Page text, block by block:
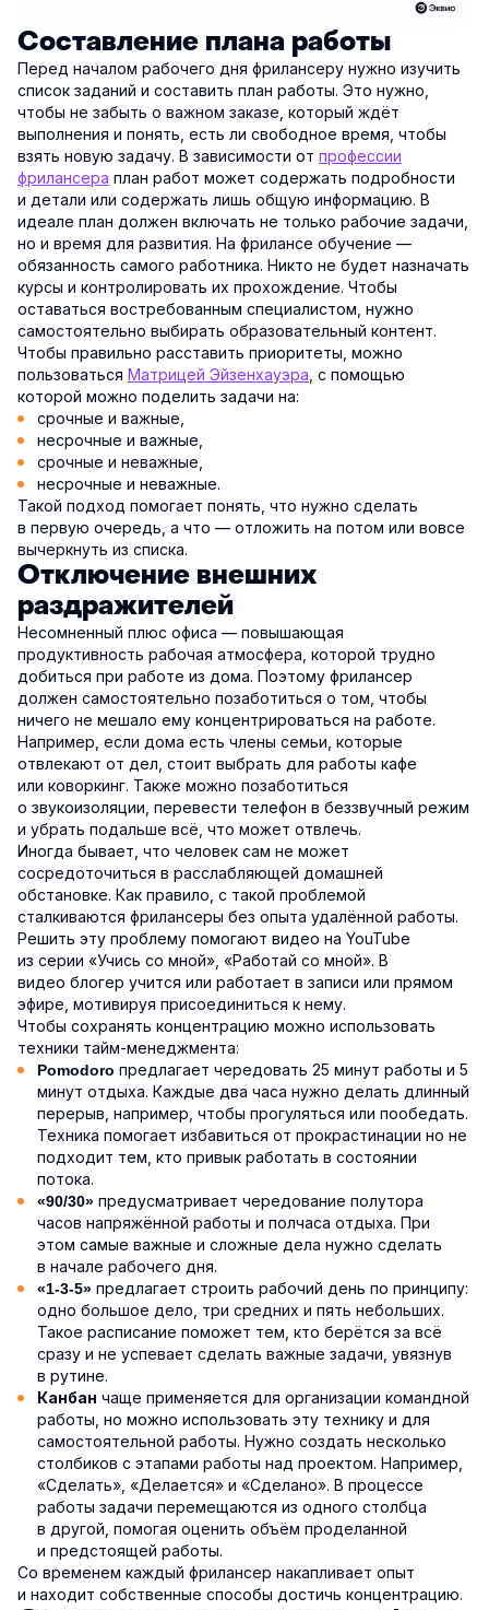
Составление плана работы
Перед началом рабочего дня фрилансеру нужно изучить
список заданий и составить план работы. Это нужно,
чтобы не забыть о важном заказе, который ждёт
выполнения и понять, есть ли свободное время, чтобы
взять новую задачу. В зависимости от профессии
фрилансера план работ может содержать подробности
и детали или содержать лишь общую информацию. В
идеале план должен включать не только рабочие задачи,
но и время для развития. На фрилансе обучение —
обязанность самого работника. Никто не будет назначать
курсы и контролировать их прохождение. Чтобы
оставаться востребованным специалистом, нужно
самостоятельно выбирать образовательный контент.
Чтобы правильно расставить приоритеты, можно
пользоваться Матрицей Эйзенхауэра , с помощью
которой можно поделить задачи на:
срочные и важные,
несрочные и важные,
срочные и неважные,
несрочные и неважные.
Такой подход помогает понять, что нужно сделать
в первую очередь, а что — отложить на потом или вовсе
вычеркнуть из списка.
Отключение внешних
раздражителей
Несомненный плюс офиса — повышающая
продуктивность рабочая атмосфера, которой трудно
добиться при работе из дома. Поэтому фрилансер
должен самостоятельно позаботиться о том, чтобы
ничего не мешало ему концентрироваться на работе.
Например, если дома есть члены семьи, которые
отвлекают от дел, стоит выбрать для работы кафе
или коворкинг. Также можно позаботиться
о звукоизоляции, перевести телефон в беззвучный режим
и убрать подальше всё, что может отвлечь.
Иногда бывает, что человек сам не может
сосредоточиться в расслабляющей домашней
обстановке. Как правило, с такой проблемой
сталкиваются фрилансеры без опыта удалённой работы.
Решить эту проблему помогают видео на YouTube
из серии «Учись со мной», «Работай со мной». В
видео блогер учится или работает в записи или прямом
эфире, мотивируя присоединиться к нему.
Чтобы сохранять концентрацию можно использовать
техники тайм-менеджмента:
Pomodoro предлагает чередовать 25 минут работы и 5
минут отдыха. Каждые два часа нужно делать длинный
перерыв, например, чтобы прогуляться или пообедать.
Техника помогает избавиться от прокрастинации но не
подходит тем, кто привык работать в состоянии
потока.
«90/30» предусматривает чередование полутора
часов напряжённой работы и полчаса отдыха. При
этом самые важные и сложные дела нужно сделать
в начале рабочего дня.
«1-3-5» предлагает строить рабочий день по принципу:
одно большое дело, три средних и пять небольших.
Такое расписание поможет тем, кто берётся за всё
сразу и не успевает сделать важные задачи, увязнув
в рутине.
Канбан чаще применяется для организации командной
работы, но можно использовать эту технику и для
самостоятельной работы. Нужно создать несколько
столбиков с этапами работы над проектом. Например,
«Сделать», «Делается» и «Сделано». В процессе
работы задачи перемещаются из одного столбца
в другой, помогая оценить объём проделанной
и предстоящей работы.
Со временем каждый фрилансер накапливает опыт
и находит собственные способы достичь концентрацию.